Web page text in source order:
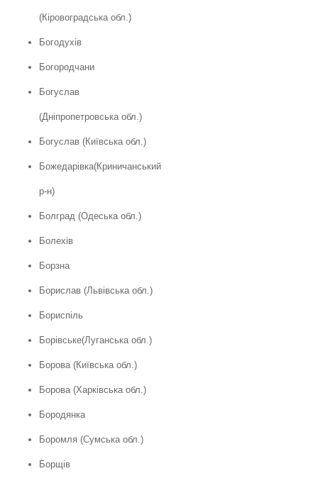
(Кіровоградська обл.)
Богодухів
Богородчани
Богуслав
(Дніпропетровська обл.)
Богуслав (Київська обл.)
Божедарівка(Криничанський
р-н)
Болград (Одеська обл.)
Болехів
Борзна
Борислав (Львівська обл.)
Бориспіль
Борівське(Луганська обл.)
Борова (Київська обл.)
Борова (Харківська обл.)
Бородянка
Боромля (Сумська обл.)
Борщів